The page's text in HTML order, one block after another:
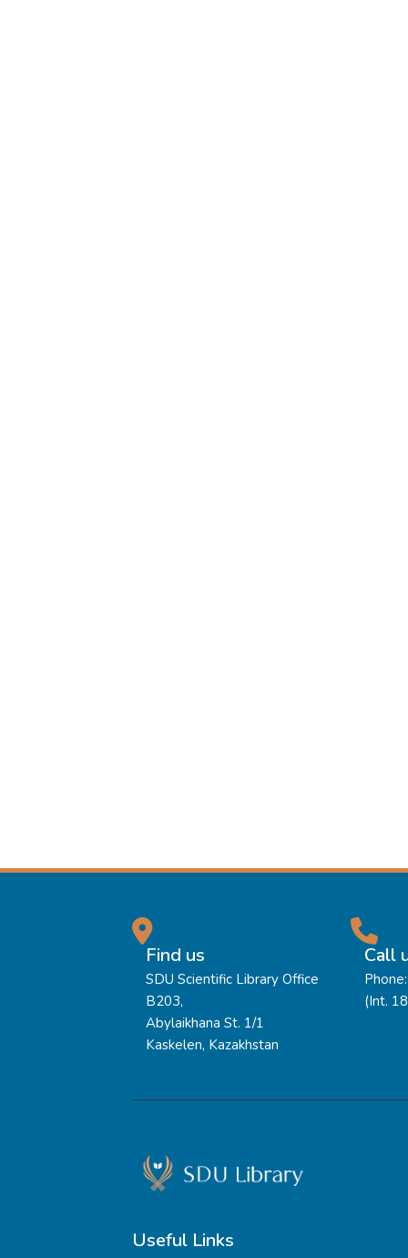
Find us
SDU Scientific Library Office
B203,
Abylaikhana St. 1/1
Kaskelen, Kazakhstan
Call
(Int.
Useful Links